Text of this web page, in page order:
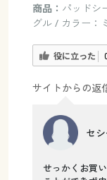
商品： パッドシ
グル / カラー：
役に立った
サイトからの返
セ
せっかくお買